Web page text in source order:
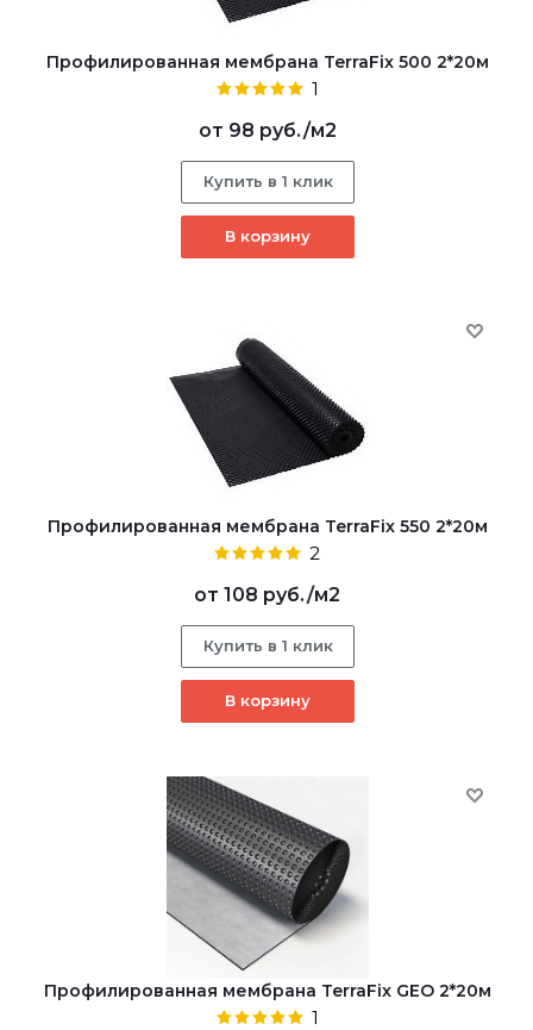
Профилированная мембрана TerraFix 500 2*20м
1
от 98 руб./м2
Купить в 1 клик
В корзину
Профилированная мембрана TerraFix 550 2*20м
2
от 108 руб./м2
Купить в 1 клик
В корзину
Профилированная мембрана TerraFix GEO 2*20м
1